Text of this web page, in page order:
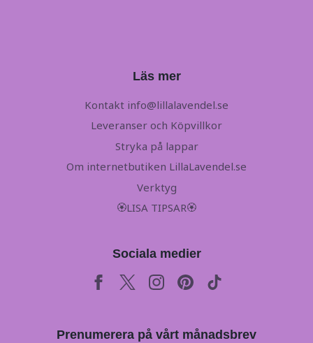
Läs mer
Kontakt info@lillalavendel.se
Leveranser och Köpvillkor
Stryka på lappar
Om internetbutiken LillaLavendel.se
Verktyg
🏵LISA TIPSAR🏵
Sociala medier
Prenumerera på vårt månadsbrev